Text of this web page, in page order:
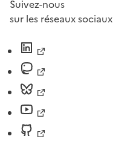
Suivez-nous
sur les réseaux sociaux